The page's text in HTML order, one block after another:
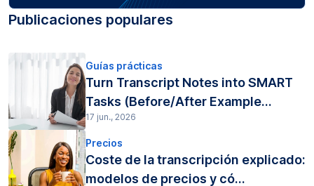
Publicaciones populares
Guías prácticas
Turn Transcript Notes into SMART
Tasks (Before/After Example...
17 jun., 2026
Precios
Coste de la transcripción explicado:
modelos de precios y có...